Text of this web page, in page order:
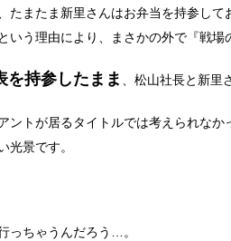
たまたま新里さんはお弁当を持参し
いう理由により、まさかの外で『戦場
を持参したまま 、松山社長と新里
ントが居るタイトルでは考えられな
光景です。
っちゃうんだろう…。